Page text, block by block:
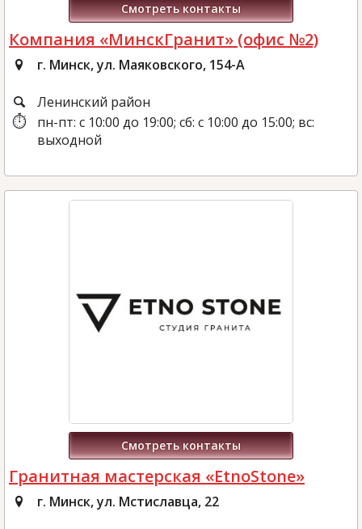
Смотреть контакты
Компания «МинскГранит» (офис №2)
г. Минск, ул. Маяковского, 154-А
Ленинский район
пн-пт: с 10:00 до 19:00; сб: с 10:00 до 15:00; вс:
выходной
Смотреть контакты
Гранитная мастерская «EtnoStone»
г. Минск, ул. Мстиславца, 22